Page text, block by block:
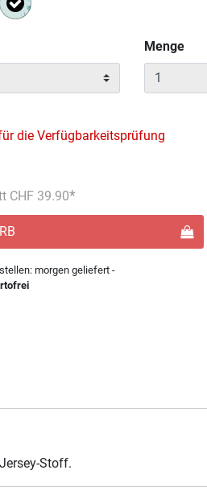
Menge
die Verfügbarkeitsprüfung
reduziert von
CHF 39.90
An
morgen geliefert -
Stoff.